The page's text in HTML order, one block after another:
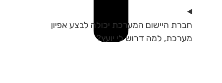
חברת היישום המערכת יכולה לבצע אפיון
מערכת, למה דרוש לי יועץ?